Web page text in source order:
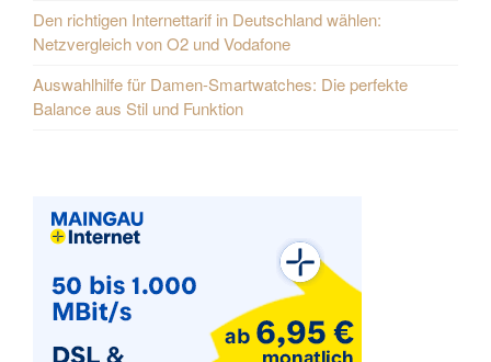
Den richtigen Internettarif in Deutschland wählen:
Netzvergleich von O2 und Vodafone
Auswahlhilfe für Damen-Smartwatches: Die perfekte
Balance aus Stil und Funktion